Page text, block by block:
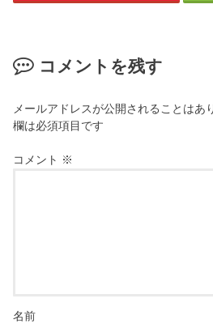
コメントを残す
メールアドレスが公開されることはあ
欄は必須項目です
コメント ※
名前